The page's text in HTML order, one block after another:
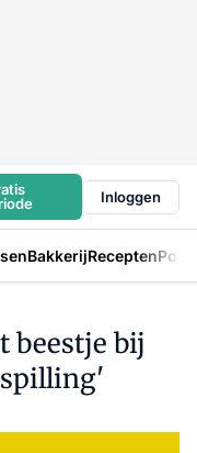
Inloggen
BakkerijRecepten
beestje bij